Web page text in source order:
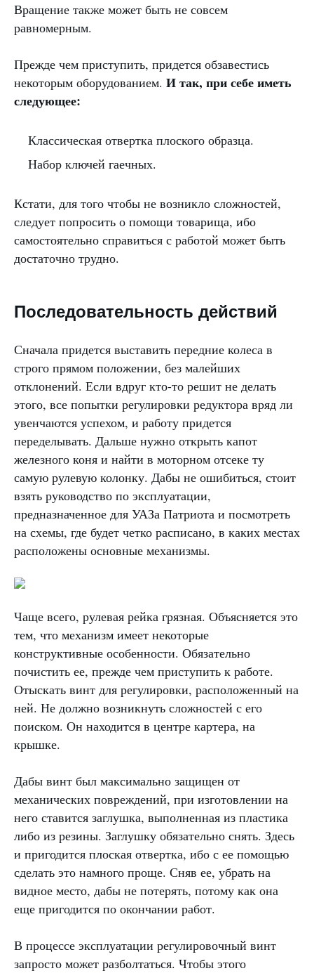
Вращение также может быть не совсем
равномерным.
Прежде чем приступить, придется обзавестись
некоторым оборудованием. И так, при себе иметь
следующее:
Классическая отвертка плоского образца.
Набор ключей гаечных.
Кстати, для того чтобы не возникло сложностей,
следует попросить о помощи товарища, ибо
самостоятельно справиться с работой может быть
достаточно трудно.
Последовательность действий
Сначала придется выставить передние колеса в
строго прямом положении, без малейших
отклонений. Если вдруг кто-то решит не делать
этого, все попытки регулировки редуктора вряд ли
увенчаются успехом, и работу придется
переделывать. Дальше нужно открыть капот
железного коня и найти в моторном отсеке ту
самую рулевую колонку. Дабы не ошибиться, стоит
взять руководство по эксплуатации,
предназначенное для УАЗа Патриота и посмотреть
на схемы, где будет четко расписано, в каких местах
расположены основные механизмы.
Чаще всего, рулевая рейка грязная. Объясняется это
тем, что механизм имеет некоторые
конструктивные особенности. Обязательно
почистить ее, прежде чем приступить к работе.
Отыскать винт для регулировки, расположенный на
ней. Не должно возникнуть сложностей с его
поиском. Он находится в центре картера, на
крышке.
Дабы винт был максимально защищен от
механических повреждений, при изготовлении на
него ставится заглушка, выполненная из пластика
либо из резины. Заглушку обязательно снять. Здесь
и пригодится плоская отвертка, ибо с ее помощью
сделать это намного проще. Сняв ее, убрать на
видное место, дабы не потерять, потому как она
еще пригодится по окончании работ.
В процессе эксплуатации регулировочный винт
запросто может разболтаться. Чтобы этого